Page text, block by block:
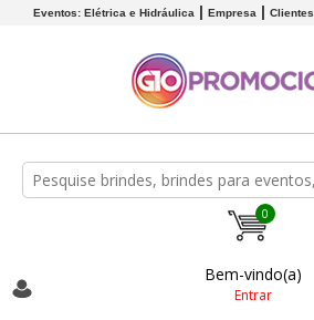
Eventos: Elétrica e Hidráulica Empresa Clientes
0
Bem-vindo(a)
Entrar